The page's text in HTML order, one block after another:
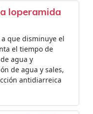
loperamida
que disminuye el
el tiempo de
agua y
de agua y sales,
antidiarreica